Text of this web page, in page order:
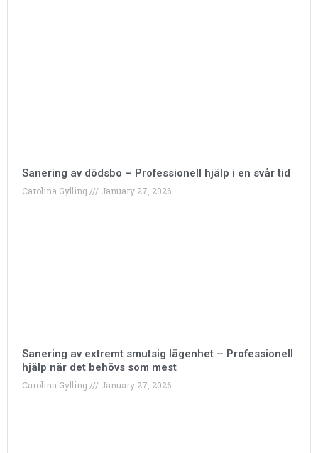
Sanering av dödsbo – Professionell hjälp i en svår tid
Carolina Gylling January 27, 2026
Sanering av extremt smutsig lägenhet – Professionell
hjälp när det behövs som mest
Carolina Gylling January 27, 2026